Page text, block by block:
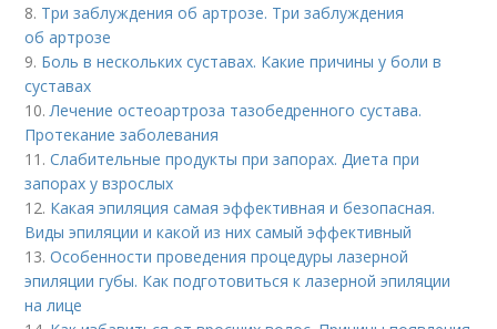
8. Три заблуждения об артрозе. Три заблуждения
об артрозе
9. Боль в нескольких суставах. Какие причины у боли в
суставах
10.Лечение остеоартроза тазобедренного сустава.
Протекание заболевания
11.Слабительные продукты при запорах. Диета при
запорах у взрослых
12. Какая эпиляция самая эффективная и безопасная.
Виды эпиляции и какой из них самый эффективный
13.Особенности проведения процедуры лазерной
эпиляции губы. Как подготовиться к лазерной эпиляции
на лице